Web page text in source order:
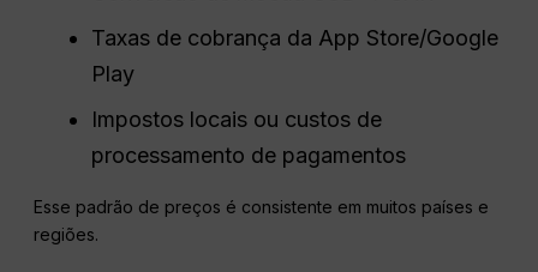
Taxas de cobrança da App Store/Google
Play
Impostos locais ou custos de
processamento de pagamentos
Esse padrão de preços é consistente em muitos países e
regiões.